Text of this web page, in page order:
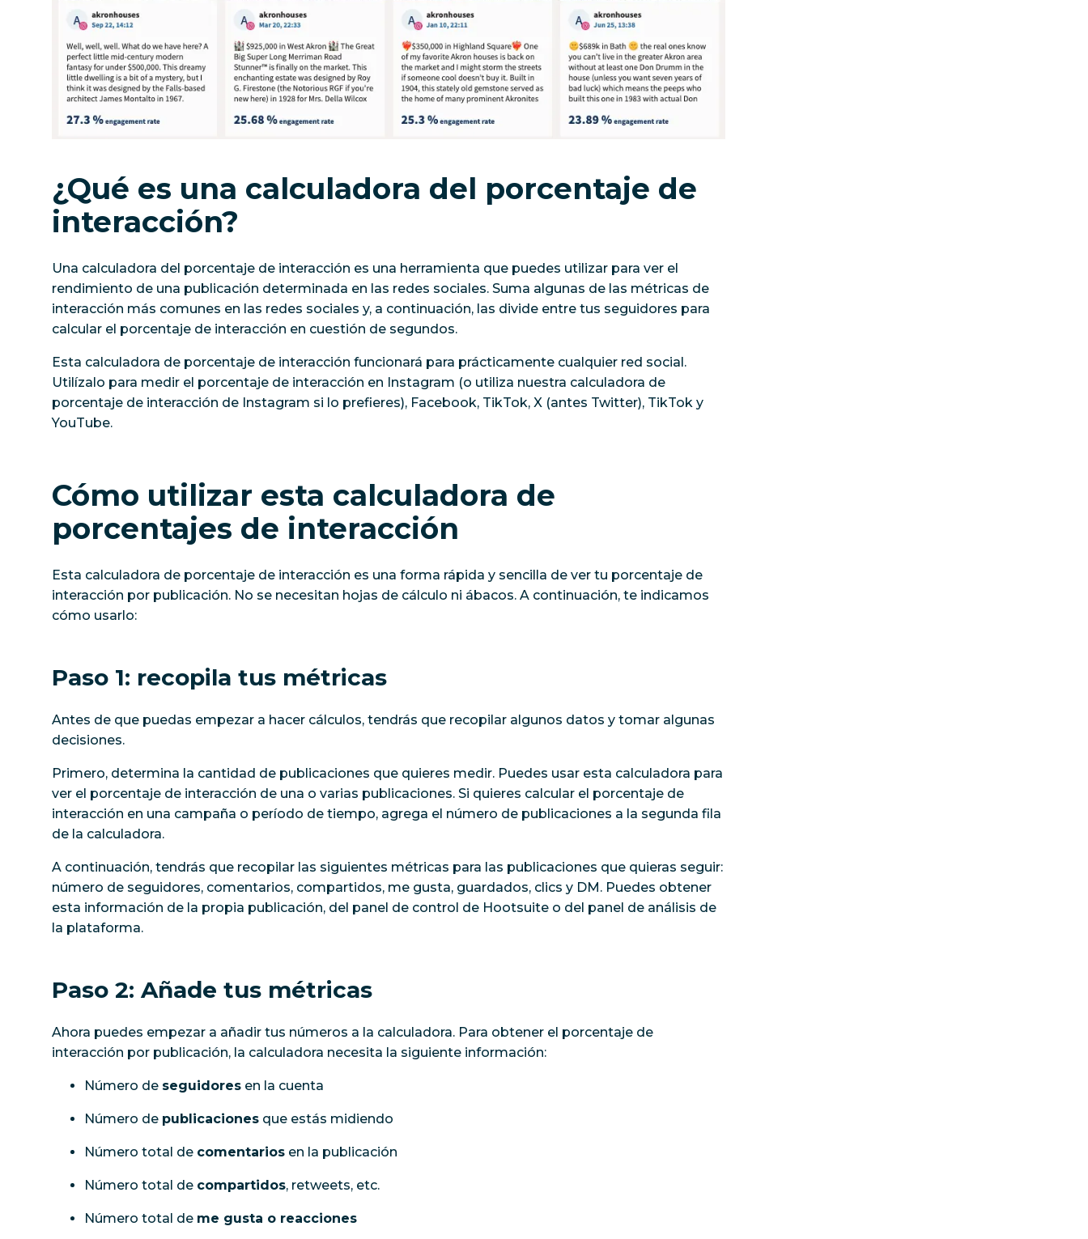
¿Qué es una calculadora del porcentaje de
interacción?
Una calculadora del porcentaje de interacción es una herramienta que puedes utilizar para ver el
rendimiento de una publicación determinada en las redes sociales. Suma algunas de las métricas de
interacción más comunes en las redes sociales y, a continuación, las divide entre tus seguidores para
calcular el porcentaje de interacción en cuestión de segundos.
Esta calculadora de porcentaje de interacción funcionará para prácticamente cualquier red social.
Utilízalo para medir el porcentaje de interacción en Instagram (o utiliza nuestra calculadora de
porcentaje de interacción de Instagram si lo prefieres), Facebook, TikTok, X (antes Twitter), TikTok y
YouTube.
Cómo utilizar esta calculadora de
porcentajes de interacción
Esta calculadora de porcentaje de interacción es una forma rápida y sencilla de ver tu porcentaje de
interacción por publicación. No se necesitan hojas de cálculo ni ábacos. A continuación, te indicamos
cómo usarlo:
Paso 1: recopila tus métricas
Antes de que puedas empezar a hacer cálculos, tendrás que recopilar algunos datos y tomar algunas
decisiones.
Primero, determina la cantidad de publicaciones que quieres medir. Puedes usar esta calculadora para
ver el porcentaje de interacción de una o varias publicaciones. Si quieres calcular el porcentaje de
interacción en una campaña o período de tiempo, agrega el número de publicaciones a la segunda fila
de la calculadora.
A continuación, tendrás que recopilar las siguientes métricas para las publicaciones que quieras seguir:
número de seguidores, comentarios, compartidos, me gusta, guardados, clics y DM. Puedes obtener
esta información de la propia publicación, del panel de control de Hootsuite o del panel de análisis de
la plataforma.
Paso 2: Añade tus métricas
Ahora puedes empezar a añadir tus números a la calculadora. Para obtener el porcentaje de
interacción por publicación, la calculadora necesita la siguiente información:
Número de seguidores en la cuenta
Número de publicaciones que estás midiendo
Número total de comentarios en la publicación
Número total de compartidos, retweets, etc.
Número total de me gusta o reacciones